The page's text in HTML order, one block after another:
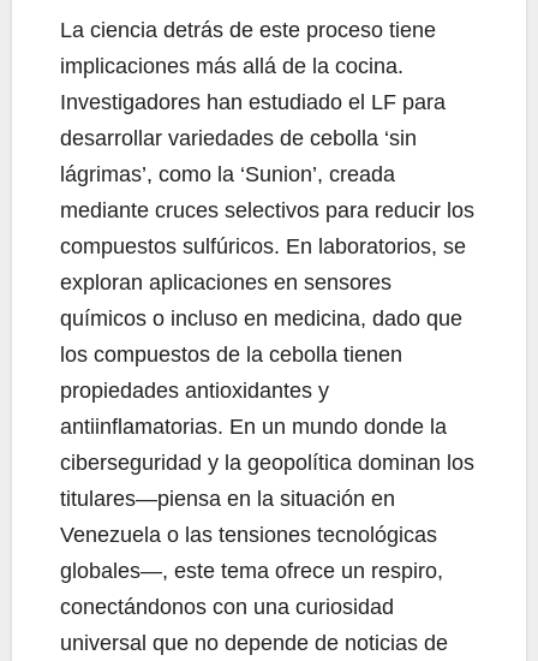
La ciencia detrás de este proceso tiene
implicaciones más allá de la cocina.
Investigadores han estudiado el LF para
desarrollar variedades de cebolla ‘sin
lágrimas’, como la ‘Sunion’, creada
mediante cruces selectivos para reducir los
compuestos sulfúricos. En laboratorios, se
exploran aplicaciones en sensores
químicos o incluso en medicina, dado que
los compuestos de la cebolla tienen
propiedades antioxidantes y
antiinflamatorias. En un mundo donde la
ciberseguridad y la geopolítica dominan los
titulares—piensa en la situación en
Venezuela o las tensiones tecnológicas
globales—, este tema ofrece un respiro,
conectándonos con una curiosidad
universal que no depende de noticias de